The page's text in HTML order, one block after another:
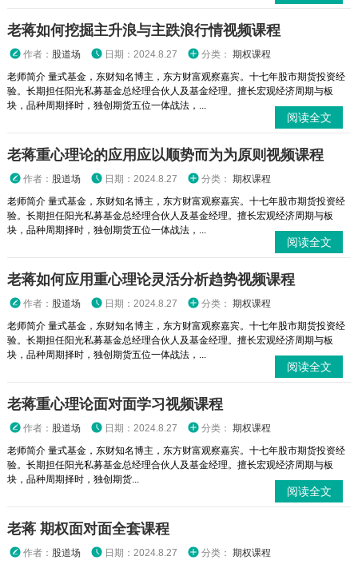
老蒋如何挖掘主升浪与主跌浪行情视频课程
作者： 股道场 日期：2024.8.27 分类： 期权课程
老师简介 量式基金，东财知名博主，东方财富观察嘉宾。十七年股市期货投资经
验。长期担任阳光私募基金总经理合伙人及基金经理。擅长宏观经济周期与板
块，品种周期择时，独创期货五位一体战法，...
阅读全文
老蒋重心理论的应用应以顺势而为为原则视频课程
作者： 股道场 日期：2024.8.27 分类： 期权课程
老师简介 量式基金，东财知名博主，东方财富观察嘉宾。十七年股市期货投资经
验。长期担任阳光私募基金总经理合伙人及基金经理。擅长宏观经济周期与板
块，品种周期择时，独创期货五位一体战法，...
阅读全文
老蒋如何应用重心理论灵活分析趋势视频课程
作者： 股道场 日期：2024.8.27 分类： 期权课程
老师简介 量式基金，东财知名博主，东方财富观察嘉宾。十七年股市期货投资经
验。长期担任阳光私募基金总经理合伙人及基金经理。擅长宏观经济周期与板
块，品种周期择时，独创期货五位一体战法，...
阅读全文
老蒋重心理论面对面学习视频课程
作者： 股道场 日期：2024.8.27 分类： 期权课程
老师简介 量式基金，东财知名博主，东方财富观察嘉宾。十七年股市期货投资经
验。长期担任阳光私募基金总经理合伙人及基金经理。擅长宏观经济周期与板
块，品种周期择时，独创期货...
阅读全文
老蒋 期权面对面全套课程
作者： 股道场 日期：2024.8.27 分类： 期权课程